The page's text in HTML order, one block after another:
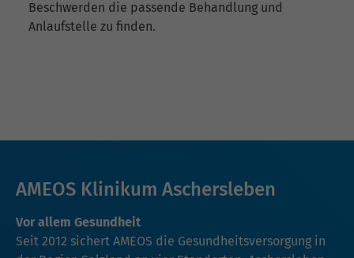
Beschwerden die passende Behandlung und
Anlaufstelle zu finden.
AMEOS Klinikum Aschersleben
Vor allem Gesundheit
Seit 2012 sichert AMEOS die Gesundheitsversorgung in